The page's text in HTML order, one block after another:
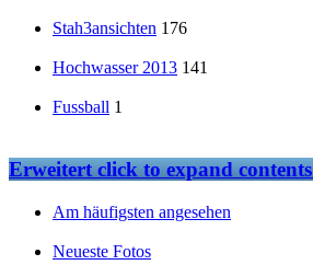
Stah3ansichten 176
Hochwasser 2013 141
Fussball 1
Erweitertclick to expand contents
Am häufigsten angesehen
Neueste Fotos